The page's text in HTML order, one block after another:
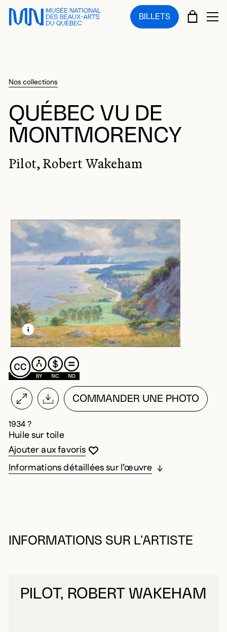
Sauter au menu principal
Sauter au contenu principal
Sauter au pied de page
BILLETS PANIER
Nos collections
QUÉBEC VU DE
MONTMORENCY
Pilot, Robert Wakeham
EN SAVOIR PLUS SUR CETTE IMAGE
OUVRIR LA MODALE
COMMANDER UNE PHOTO
1934 ?
Huile sur toile
Vous devez être connecté pour ajouter
Fermer la modale
Ouvrir la modale
Ajouter aux favoris
Informations détaillées sur l’œuvre
INFORMATIONS SUR L’ARTISTE
PILOT, ROBERT WAKEHAM